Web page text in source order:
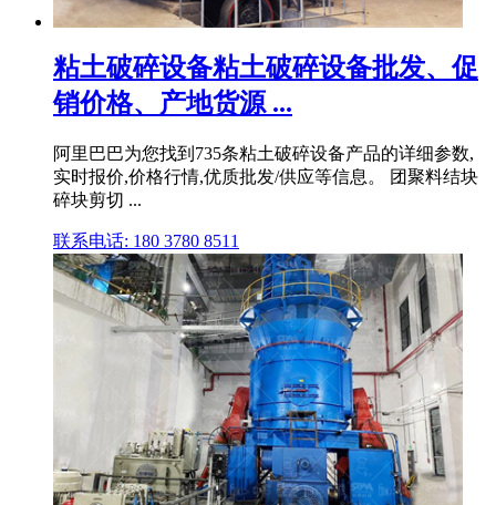
粘土破碎设备粘土破碎设备批发、促
销价格、产地货源 ...
阿里巴巴为您找到735条粘土破碎设备产品的详细参数,
实时报价,价格行情,优质批发/供应等信息。 团聚料结块
碎块剪切 ...
联系电话: 180 3780 8511